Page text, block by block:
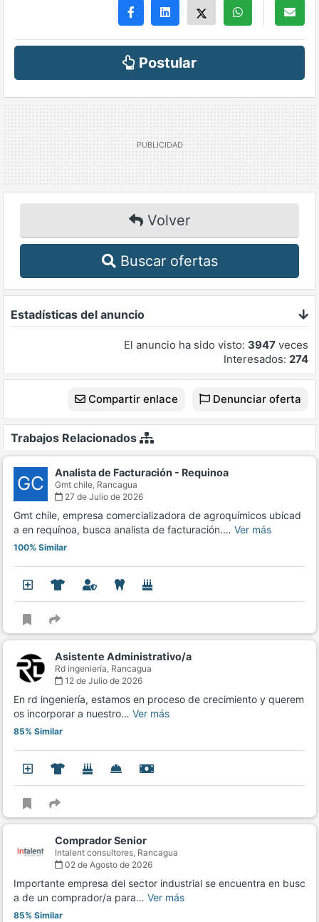
Postular
Volver
Buscar ofertas
Estadísticas del anuncio
El anuncio ha sido visto: 3947 veces
Interesados: 274
Compartir enlace Denunciar oferta
Trabajos Relacionados
GC Analista de Facturación - Requinoa
Gmt chile, Rancagua
27 de Julio de 2026
Gmt chile, empresa comercializadora de agroquímicos ubicad
a en requínoa, busca analista de facturación.… Ver más
100% Similar
Asistente Administrativo/a
Rd ingeniería, Rancagua
12 de Julio de 2026
En rd ingeniería, estamos en proceso de crecimiento y querem
os incorporar a nuestro… Ver más
85% Similar
Comprador Senior
Intalent consultores, Rancagua
02 de Agosto de 2026
Importante empresa del sector industrial se encuentra en busc
a de un comprador/a para… Ver más
85% Similar